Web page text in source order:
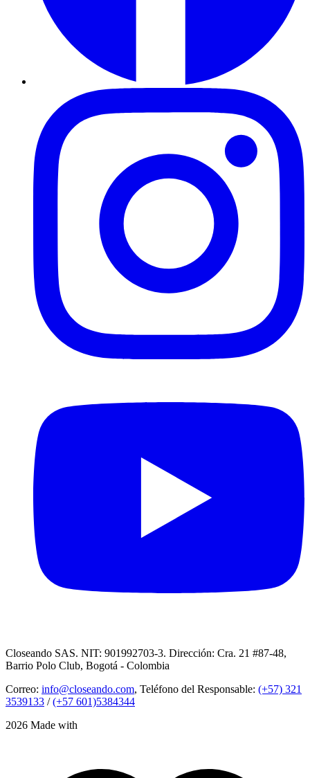
Closeando SAS. NIT: 901992703-3. Dirección: Cra. 21 #87-48,
Barrio Polo Club, Bogotá - Colombia
Correo: info@closeando.com, Teléfono del Responsable: (+57) 321
3539133 /(+57 601)5384344
2026 Made with